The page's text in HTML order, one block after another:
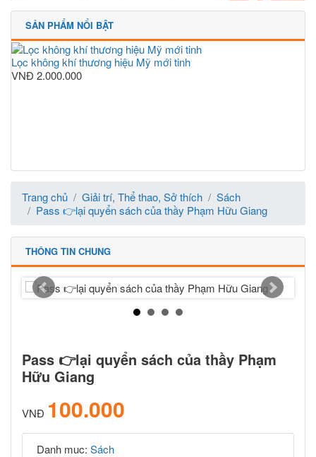
SẢN PHẨM NỔI BẬT
Lọc không khí thương hiệu Mỹ mới tinh
VNĐ 2.000.000
Trang chủ Giải trí, Thể thao, Sở thích
Sách
Pass 👉lại quyển sách của thầy Phạm Hữu Giang
THÔNG TIN CHUNG
Pass 👉lại quyển sách của thầy Phạm
Hữu Giang
VNĐ 100.000
Danh muc: Sách